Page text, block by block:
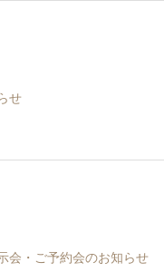
せ
会・ご予約会のお知らせ